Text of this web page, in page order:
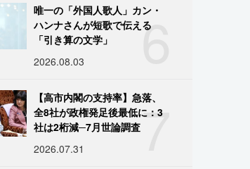
6
唯一の「外国人歌人」カン・
ハンナさんが短歌で伝える
「引き算の文学」
2026.08.03
7
【高市内閣の支持率】急落、
全8社が政権発足後最低に：3
社は2桁減─7月世論調査
2026.07.31